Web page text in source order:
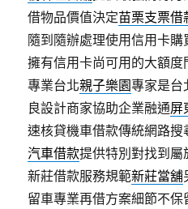
借物品價值決定苗栗支票借
隨到隨辦處理使用信用卡購
擁有信用卡尚可用的大額
專業台北親子樂園專家是台
良設計商家協助企業融通屏
速核貸機車借款傳統網路
汽車借款提供特別對找到
新莊借款服務規範新莊當舖
留車專業再借方案細節不保